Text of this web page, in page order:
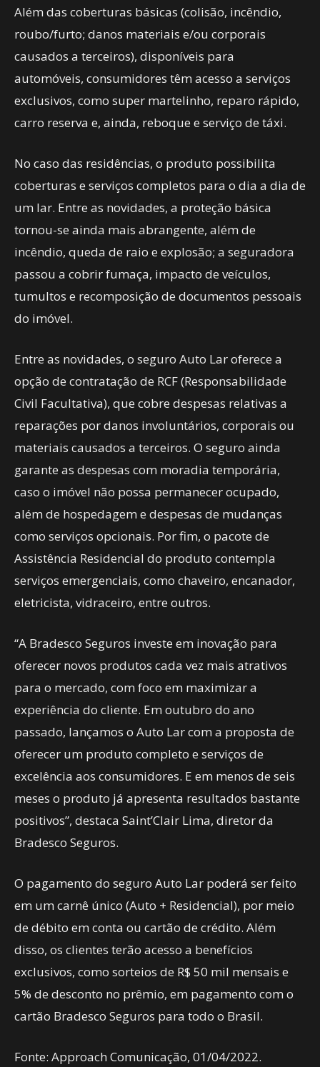
Além das coberturas básicas (colisão, incêndio,
roubo/furto; danos materiais e/ou corporais
causados a terceiros), disponíveis para
automóveis, consumidores têm acesso a serviços
exclusivos, como super martelinho, reparo rápido,
carro reserva e, ainda, reboque e serviço de táxi.
No caso das residências, o produto possibilita
coberturas e serviços completos para o dia a dia de
um lar. Entre as novidades, a proteção básica
tornou-se ainda mais abrangente, além de
incêndio, queda de raio e explosão; a seguradora
passou a cobrir fumaça, impacto de veículos,
tumultos e recomposição de documentos pessoais
do imóvel.
Entre as novidades, o seguro Auto Lar oferece a
opção de contratação de RCF (Responsabilidade
Civil Facultativa), que cobre despesas relativas a
reparações por danos involuntários, corporais ou
materiais causados a terceiros. O seguro ainda
garante as despesas com moradia temporária,
caso o imóvel não possa permanecer ocupado,
além de hospedagem e despesas de mudanças
como serviços opcionais. Por fim, o pacote de
Assistência Residencial do produto contempla
serviços emergenciais, como chaveiro, encanador,
eletricista, vidraceiro, entre outros.
“A Bradesco Seguros investe em inovação para
oferecer novos produtos cada vez mais atrativos
para o mercado, com foco em maximizar a
experiência do cliente. Em outubro do ano
passado, lançamos o Auto Lar com a proposta de
oferecer um produto completo e serviços de
excelência aos consumidores. E em menos de seis
meses o produto já apresenta resultados bastante
positivos”, destaca Saint’Clair Lima, diretor da
Bradesco Seguros.
O pagamento do seguro Auto Lar poderá ser feito
em um carnê único (Auto + Residencial), por meio
de débito em conta ou cartão de crédito. Além
disso, os clientes terão acesso a benefícios
exclusivos, como sorteios de R$ 50 mil mensais e
5% de desconto no prêmio, em pagamento com o
cartão Bradesco Seguros para todo o Brasil.
Fonte: Approach Comunicação, 01/04/2022.